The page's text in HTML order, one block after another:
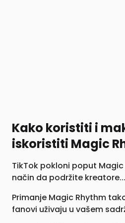
Kako koristiti i
iskoristiti Magic
TikTok pokloni poput
način da podržite kreatore...
Primanje Magic Rhythm
fanovi uživaju u vašem